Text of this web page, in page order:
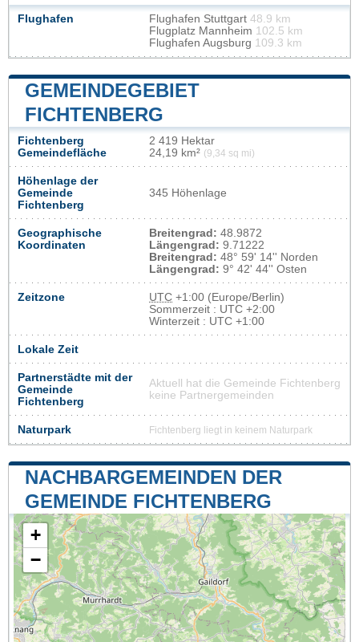
Flughafen Flughafen Stuttgart 48.9 km
Flugplatz Mannheim 102.5 km
Flughafen Augsburg 109.3 km
GEMEINDEGEBIET
FICHTENBERG
Fichtenberg
Gemeindefläche
2 419 Hektar
24,19 km² (9,34 sq mi)
Höhenlage der
Gemeinde
Fichtenberg
345 Höhenlage
Geographische
Koordinaten
Breitengrad: 48.9872
Längengrad: 9.71222
Breitengrad: 48° 59' 14'' Norden
Längengrad: 9° 42' 44'' Osten
Zeitzone UTC +1:00 (Europe/Berlin)
Sommerzeit : UTC +2:00
Winterzeit : UTC +1:00
Lokale Zeit
Partnerstädte mit der
Gemeinde
Fichtenberg
Aktuell hat die Gemeinde Fichtenberg
keine Partnergemeinden
Naturpark Fichtenberg liegt in keinem Naturpark
NACHBARGEMEINDEN DER
GEMEINDE FICHTENBERG
+
−